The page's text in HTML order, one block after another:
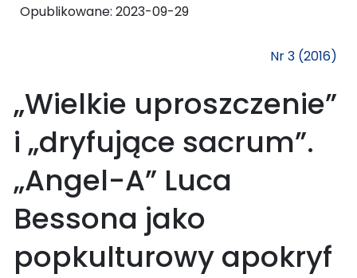
Opublikowane: 2023-09-29
Nr 3 (2016)
„Wielkie uproszczenie”
i „dryfujące sacrum”.
„Angel-A” Luca
Bessona jako
popkulturowy apokryf